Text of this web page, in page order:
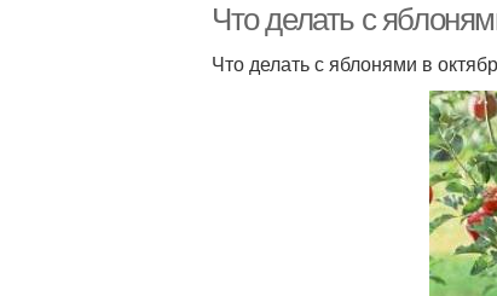
Что делать с
Что делать с яблонями в